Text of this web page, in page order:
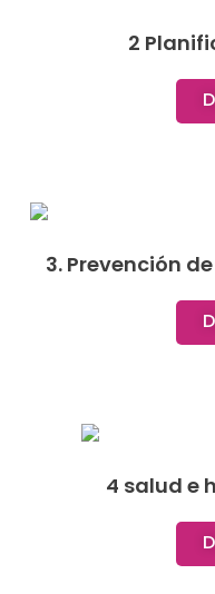
2
3. Prevención
4 salud e